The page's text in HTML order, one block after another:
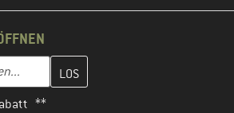
ein und erstelle im nächsten
**